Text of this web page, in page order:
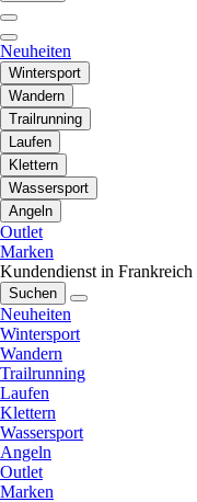
Neuheiten
Wintersport
Wandern
Trailrunning
Laufen
Klettern
Wassersport
Angeln
Outlet
Marken
Kundendienst in Frankreich
Suchen
Neuheiten
Wintersport
Wandern
Trailrunning
Laufen
Klettern
Wassersport
Angeln
Outlet
Marken